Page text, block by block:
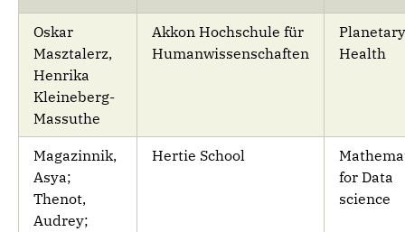
Oskar
Masztalerz,
Henrika
Kleineberg-
Massuthe
Akkon Hochschule für
Humanwissenschaften
Planetary
Health
Magazinnik,
Asya;
Thenot,
Audrey;
Hertie School
for Data
science